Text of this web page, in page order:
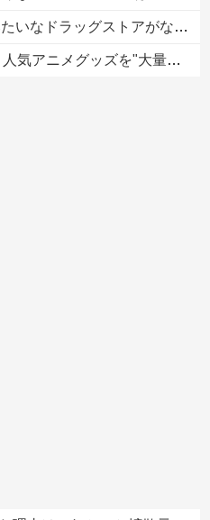
韓国が羨ましくて羨ましくて仕方がないんだそうです」
ット「オンラインショップを売り切れ状態にして商品相場を操作してたので...